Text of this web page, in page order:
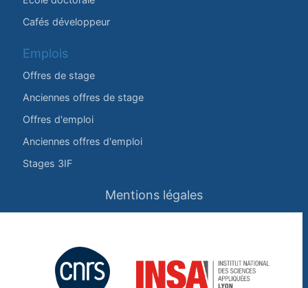
Cafés développeur
Emplois
Offres de stage
Anciennes offres de stage
Offres d'emploi
Anciennes offres d'emploi
Stages 3IF
Mentions légales